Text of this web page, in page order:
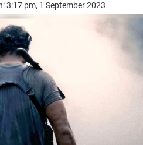
3:17 pm, 1 September 2023